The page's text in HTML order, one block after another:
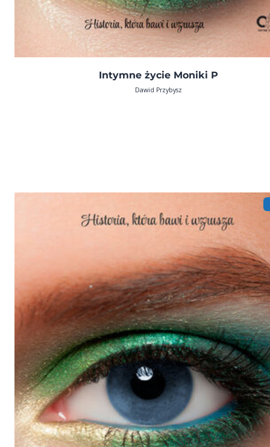
Intymne życie Moniki P
Dawid Przybysz